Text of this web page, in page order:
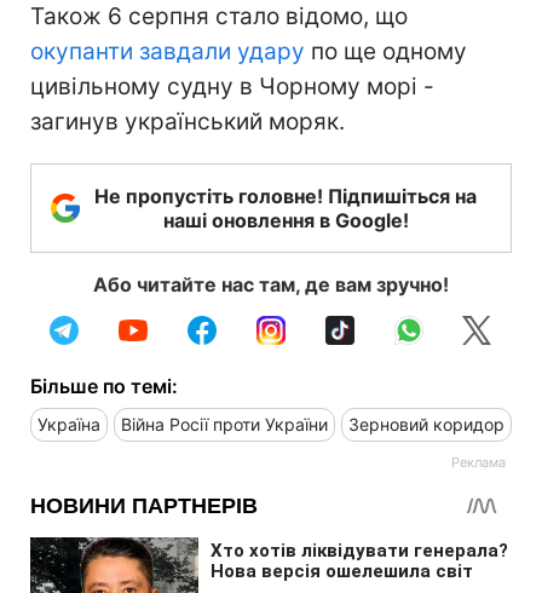
Також 6 серпня стало відомо, що
окупанти завдали удару по ще одному
цивільному судну в Чорному морі -
загинув український моряк.
Не пропустіть головне! Підпишіться на
наші оновлення в Google!
Або читайте нас там, де вам зручно!
Більше по темі:
Україна Війна Росії проти України Зерновий коридор